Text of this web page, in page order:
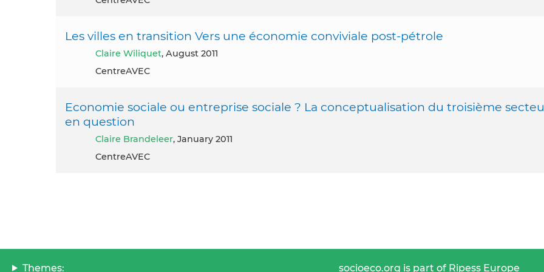
Les villes en transition Vers une économie conviviale post-pétrole
Claire Wiliquet, August 2011
CentreAVEC
Economie sociale ou entreprise sociale ? La conceptualisation du troisième
en question
Claire Brandeleer, January 2011
CentreAVEC
Themes: socioeco.org is part of Ripess Europe